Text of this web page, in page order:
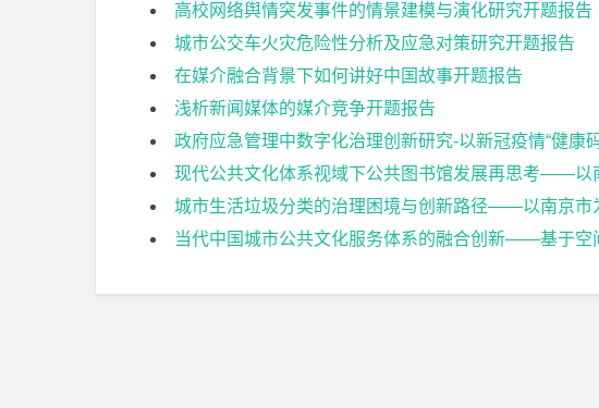
高校网络舆情突发事件的情景建模与演化研究开题报告
城市公交车火灾危险性分析及应急对策研究开题报告
在媒介融合背景下如何讲好中国故事开题报告
浅析新闻媒体的媒介竞争开题报告
政府应急管理中数字化治理创新研究-以新冠疫情“健康
现代公共文化体系视域下公共图书馆发展再思考——以
城市生活垃圾分类的治理困境与创新路径——以南京市
当代中国城市公共文化服务体系的融合创新——基于空